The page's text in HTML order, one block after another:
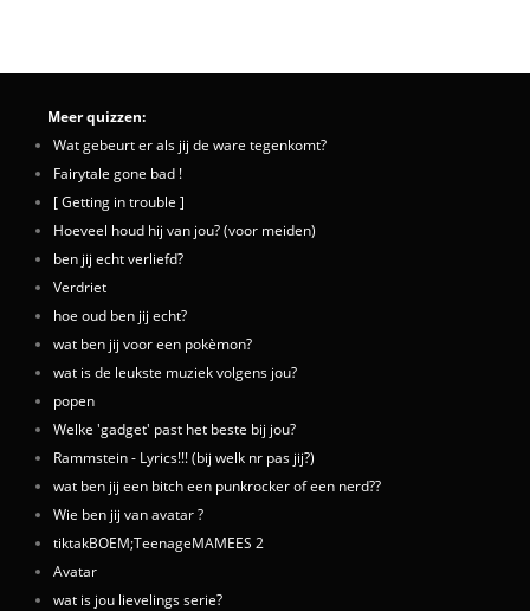
Meer quizzen:
Wat gebeurt er als jij de ware tegenkomt?
Fairytale gone bad !
[ Getting in trouble ]
Hoeveel houd hij van jou? (voor meiden)
ben jij echt verliefd?
Verdriet
hoe oud ben jij echt?
wat ben jij voor een pokèmon?
wat is de leukste muziek volgens jou?
popen
Welke 'gadget' past het beste bij jou?
Rammstein - Lyrics!!! (bij welk nr pas jij?)
wat ben jij een bitch een punkrocker of een nerd??
Wie ben jij van avatar ?
tiktakBOEM;TeenageMAMEES 2
Avatar
wat is jou lievelings serie?